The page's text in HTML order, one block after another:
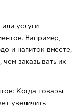
услуги
Например,
и напиток вместе,
чем заказывать их
Когда товары
увеличить